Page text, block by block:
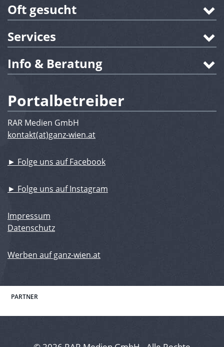
Oft gesucht
Services
Info & Beratung
Portalbetreiber
RAR Medien GmbH
kontakt(at)ganz-wien.at
► Folge uns auf Facebook
► Folge uns auf Instagram
Impressum
Datenschutz
Werben auf ganz-wien.at
PARTNER